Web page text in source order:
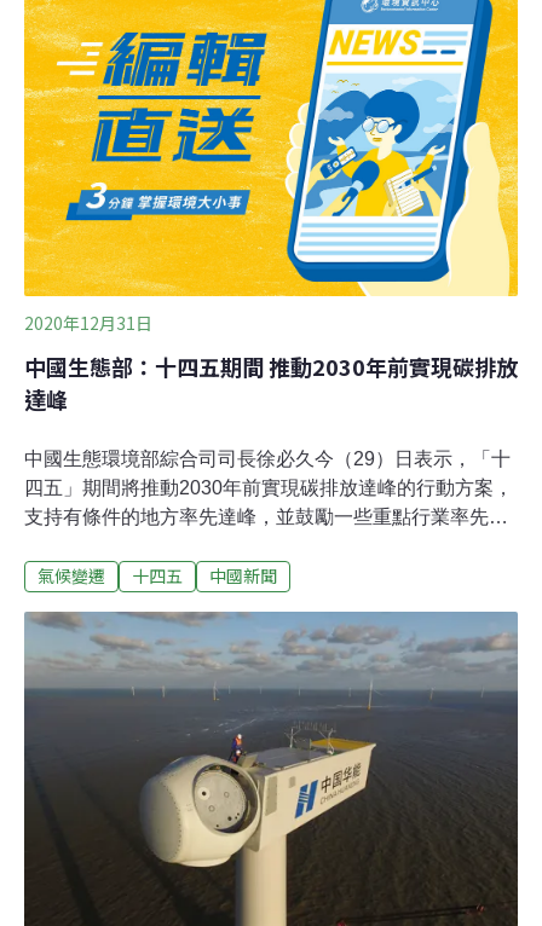
製造、新能源汽車等成為地方布局熱點。上海表示2021年
環保投入相當於全市生產總值的比例保持在3％左右，同
時制定實施碳排放達峰行動方案。福建提出，制定實施二
氧化碳排放達峰行動方案，支持廈門、南平等地率先達
峰，推進低碳城市、低碳園區、低碳社區試點。北京提
出，加強細顆粒物、臭氧、溫室氣體協同控制，突出碳排
放強度和總量「雙控」，明確碳中和時間表和路線圖。
2020年12月31日
中國生態部：十四五期間 推動2030年前實現碳排放
達峰
中國生態環境部綜合司司長徐必久今（29）日表示，「十
四五」期間將推動2030年前實現碳排放達峰的行動方案，
支持有條件的地方率先達峰，並鼓勵一些重點行業率先達
行全中國碳排放權註册登記結算系統和交易系統，啟動氣
強化揮發性有機物和氮氧化物減排，協同推動其他大氣污
染物和二氧化碳排放控制，以及美麗河湖和海灣建設，以
土壤安全利用、危險廢物強化監管與利用處置為重點，繼
續實施土壤污染防治行動等。為激勵鋼鐵、焦化、水泥、
平板玻璃等非電行業超低排放，也將採取稅收優惠和電價
氣候變遷 十四五 中國新聞